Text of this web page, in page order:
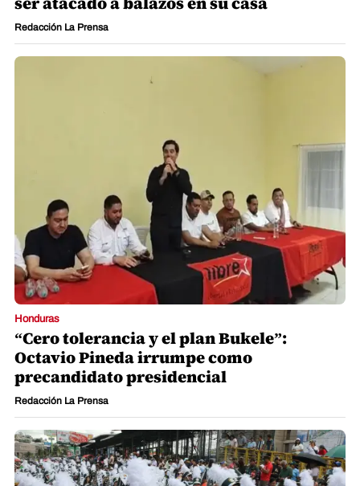
Redacción La Prensa
Honduras
“Cero tolerancia y el plan Bukele”:
Octavio Pineda irrumpe como
precandidato presidencial
Redacción La Prensa